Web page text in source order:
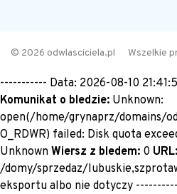
© 2026 odwlasciciela.pl Wszelkie
----------- Data: 2026-08-10
Komunikat o bledzie: Unknown:
open(/home/grynaprz/domains/
O_RDWR) failed: Disk quota
Unknown Wiersz z bledem: 0 URL:
/domy/sprzedaz/
eksportu albo nie dotyczy